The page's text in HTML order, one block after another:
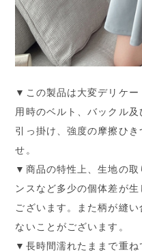
▼この製品は大変デリケー
用時のベルト、バックル
引っ掛け、強度の摩擦ひ
せ。
▼商品の特性上、生地の取
ンスなど多少の個体差が
ございます。また柄が縫
ないことがございます。
▼長時間濡れたままで重ね